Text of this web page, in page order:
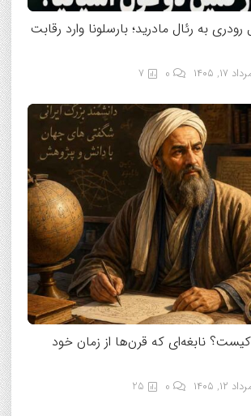
به رئال مادرید؛ بارسلونا وارد رقابت
۱۷, ۱۴۰۵ 7
کیست؟ نابغه‌ای که قرن‌ها از زمان خود
۱۲, ۱۴۰۵ 25